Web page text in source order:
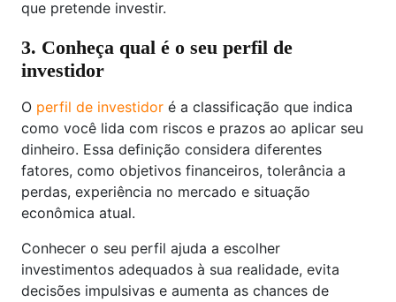
que pretende investir.
3. Conheça qual é o seu perfil de
investidor
O perfil de investidor é a classificação que indica
como você lida com riscos e prazos ao aplicar seu
dinheiro. Essa definição considera diferentes
fatores, como objetivos financeiros, tolerância a
perdas, experiência no mercado e situação
econômica atual.
Conhecer o seu perfil ajuda a escolher
investimentos adequados à sua realidade, evita
decisões impulsivas e aumenta as chances de